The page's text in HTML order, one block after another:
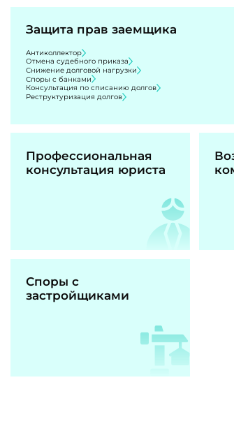
Защита прав заемщика
Антиколлектор
Отмена судебного приказа
Снижение долговой нагрузки
Споры с банками
Консультация по списанию долгов
Реструктуризация долгов
Профессиональная
консультация юриста
Споры с
застройщиками